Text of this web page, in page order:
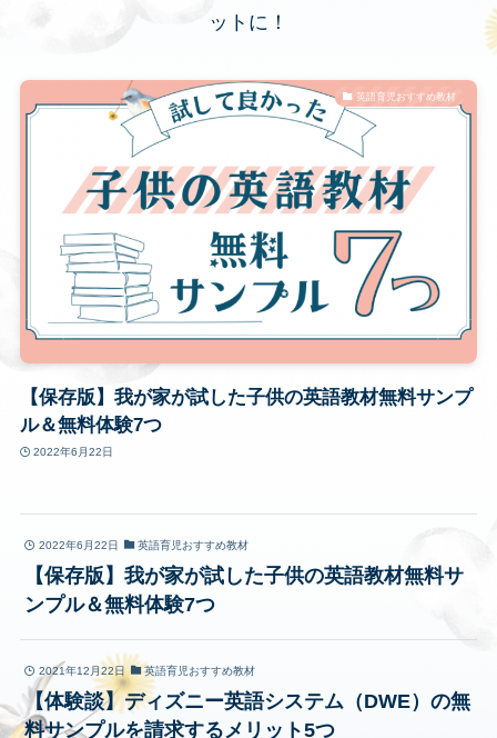
ットに！
英語育児おすすめ教材
【保存版】我が家が試した子供の英語教材無料サンプ
ル＆無料体験7つ
2022年6月22日
2022年6月22日 英語育児おすすめ教材
【保存版】我が家が試した子供の英語教材無料サ
ンプル＆無料体験7つ
2021年12月22日 英語育児おすすめ教材
【体験談】ディズニー英語システム（DWE）の無
料サンプルを請求するメリット5つ